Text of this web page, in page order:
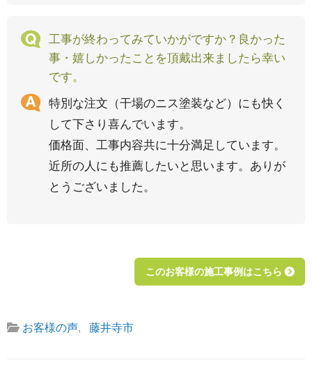
工事が終わってみていかがですか？良かった
事・嬉しかったことを頂戴出来ましたら幸い
です。
特別な注文（干場のニス塗装など）にも快く
して下さり喜んでいます。
価格面、工事内容共に十分満足しています。
近所の人にも推薦したいと思います。ありが
とうございました。
このお客様の施工事例はこちら
お客様の声, 藤井寺市